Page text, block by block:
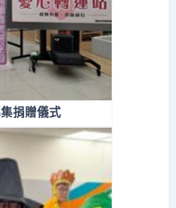
捐贈儀式